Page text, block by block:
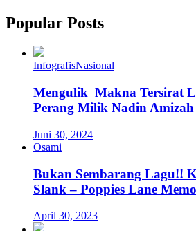
Popular Posts
InfografisNasional
Mengulik Makna Tersirat
Perang Milik Nadin Amizah
Juni 30, 2024
Osami
Bukan Sembarang Lagu!!
Slank – Poppies Lane
April 30, 2023